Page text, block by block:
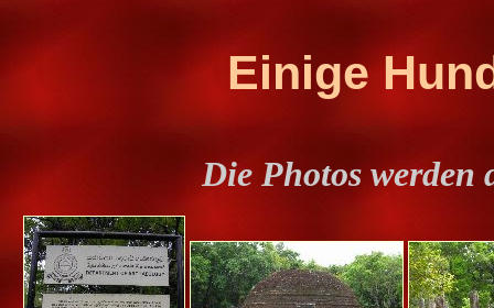
Einige
Die Photos